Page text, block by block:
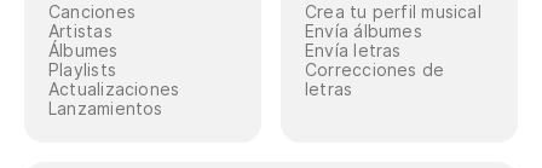
Canciones
Artistas
Álbumes
Playlists
Actualizaciones
Lanzamientos
Crea tu perfil musical
Envía álbumes
Envía letras
Correcciones de
letras